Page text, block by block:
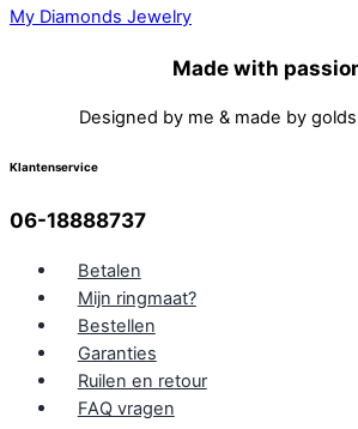
Made with
Designed by me & made by
Klantenservice
06-18888737
Betalen
Mijn ringmaat?
Bestellen
Garanties
Ruilen en retour
FAQ vragen